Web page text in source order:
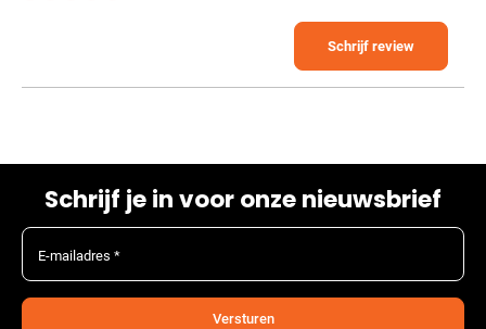
Schrijf review
Schrijf je in voor onze nieuwsbrief
E-mailadres *
Versturen